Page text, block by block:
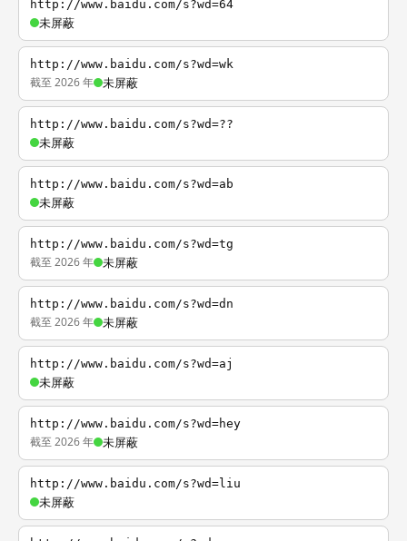
http://www.baidu.com/s?wd=64
未屏蔽
http://www.baidu.com/s?wd=wk
截至 2026 年 未屏蔽
http://www.baidu.com/s?wd=??
未屏蔽
http://www.baidu.com/s?wd=ab
未屏蔽
http://www.baidu.com/s?wd=tg
截至 2026 年 未屏蔽
http://www.baidu.com/s?wd=dn
截至 2026 年 未屏蔽
http://www.baidu.com/s?wd=aj
未屏蔽
http://www.baidu.com/s?wd=hey
截至 2026 年 未屏蔽
http://www.baidu.com/s?wd=liu
未屏蔽